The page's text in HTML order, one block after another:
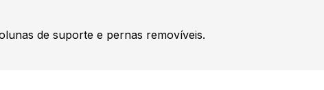
de suporte e pernas removíveis.